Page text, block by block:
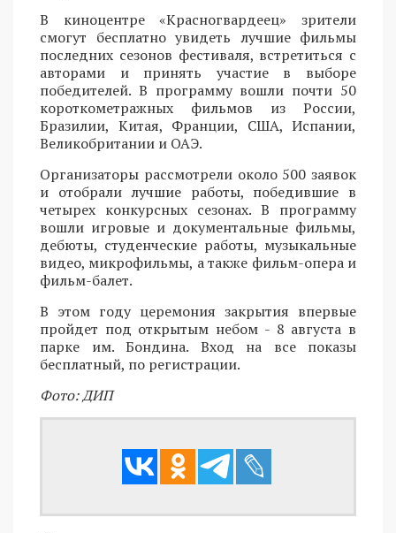
В киноцентре «Красногвардеец» зрители
смогут бесплатно увидеть лучшие фильмы
последних сезонов фестиваля, встретиться с
авторами и принять участие в выборе
победителей. В программу вошли почти 50
короткометражных фильмов из России,
Бразилии, Китая, Франции, США, Испании,
Великобритании и ОАЭ.
Организаторы рассмотрели около 500 заявок
и отобрали лучшие работы, победившие в
четырех конкурсных сезонах. В программу
вошли игровые и документальные фильмы,
дебюты, студенческие работы, музыкальные
видео, микрофильмы, а также фильм-опера и
фильм-балет.
В этом году церемония закрытия впервые
пройдет под открытым небом - 8 августа в
парке им. Бондина. Вход на все показы
бесплатный, по регистрации.
Фото: ДИП